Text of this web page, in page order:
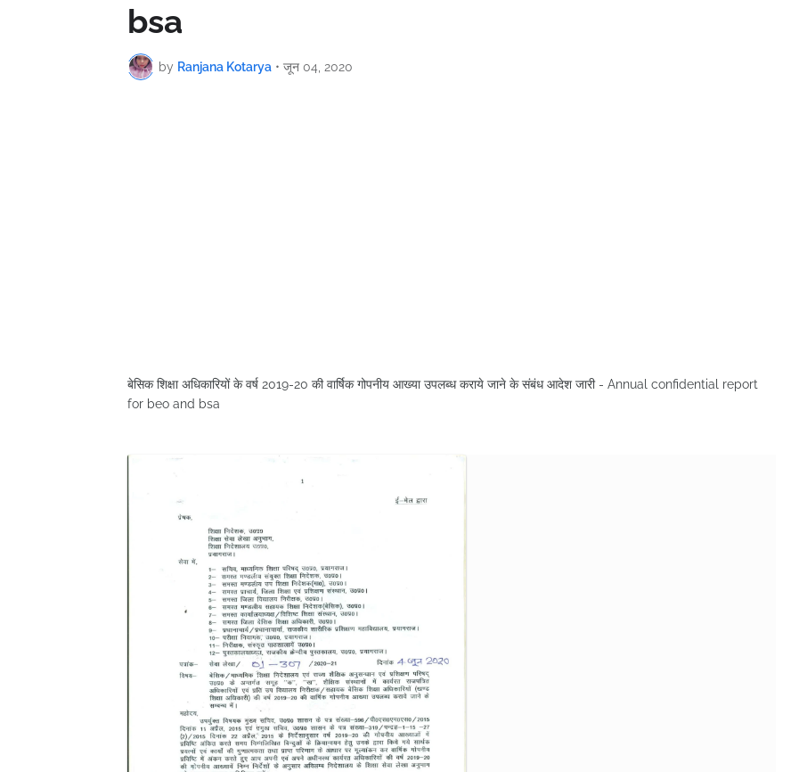
bsa
by Ranjana Kotarya • जून 04, 2020
बेसिक शिक्षा अधिकारियों के वर्ष 2019-20 की वार्षिक गोपनीय आख्या उपलब्ध कराये जाने के संबंध आदेश जारी - Annual confidential report
for beo and bsa